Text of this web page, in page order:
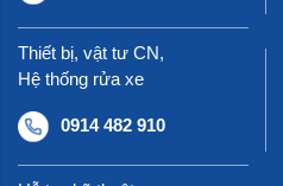
Thiết bị, vật tư CN,
Hệ thống rửa xe
0914 482 910